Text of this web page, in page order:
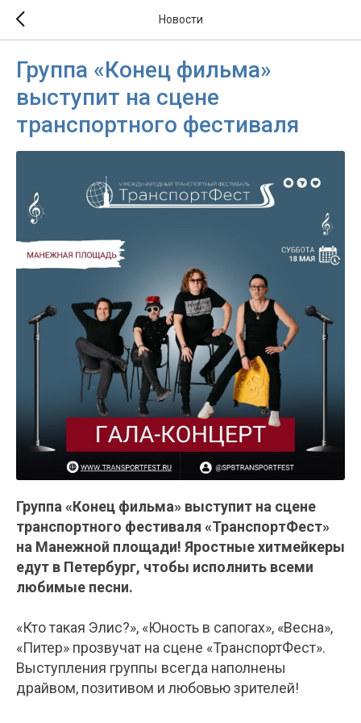
Новости
Группа «Конец фильма»
выступит на сцене
транспортного фестиваля
Группа «Конец фильма» выступит на сцене
транспортного фестиваля «ТранспортФест»
на Манежной площади! Яростные хитмейкеры
едут в Петербург, чтобы исполнить всеми
любимые песни.
«Кто такая Элис?», «Юность в сапогах», «Весна»,
«Питер» прозвучат на сцене «ТранспортФест».
Выступления группы всегда наполнены
драйвом, позитивом и любовью зрителей!